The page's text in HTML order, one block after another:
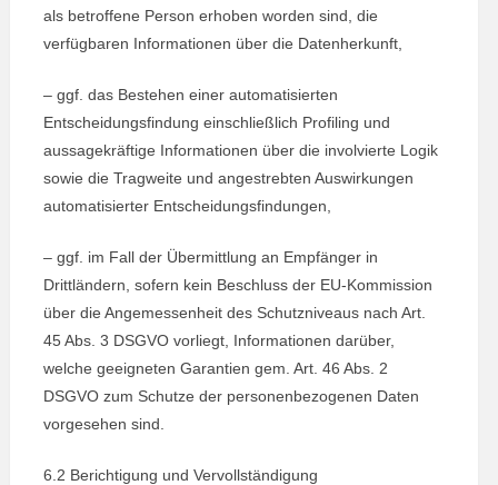
als betroffene Person erhoben worden sind, die
verfügbaren Informationen über die Datenherkunft,
– ggf. das Bestehen einer automatisierten
Entscheidungsfindung einschließlich Profiling und
aussagekräftige Informationen über die involvierte Logik
sowie die Tragweite und angestrebten Auswirkungen
automatisierter Entscheidungsfindungen,
– ggf. im Fall der Übermittlung an Empfänger in
Drittländern, sofern kein Beschluss der EU-Kommission
über die Angemessenheit des Schutzniveaus nach Art.
45 Abs. 3 DSGVO vorliegt, Informationen darüber,
welche geeigneten Garantien gem. Art. 46 Abs. 2
DSGVO zum Schutze der personenbezogenen Daten
vorgesehen sind.
6.2 Berichtigung und Vervollständigung